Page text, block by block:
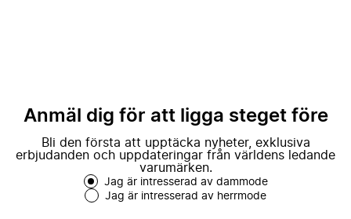
Anmäl dig för att ligga steget före
Bli den första att upptäcka nyheter, exklusiva
erbjudanden och uppdateringar från världens ledande
varumärken.
Jag är intresserad av dammode
Jag är intresserad av herrmode